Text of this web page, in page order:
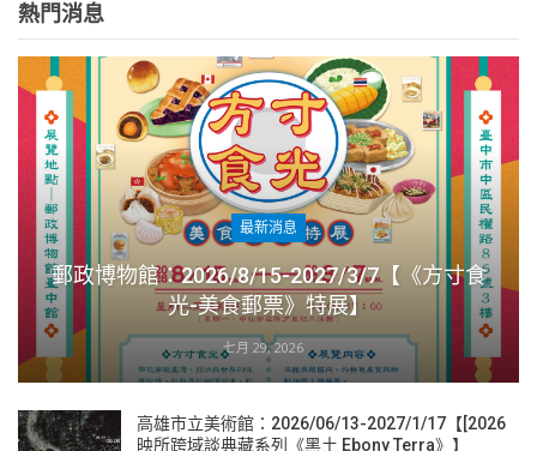
熱門消息
最新消息
郵政博物館：2026/8/15-2027/3/7【《方寸食
光-美食郵票》特展】
七月 29, 2026
高雄市立美術館：2026/06/13-2027/1/17【[2026
映所跨域談典藏系列《黑土 Ebony Terra》】